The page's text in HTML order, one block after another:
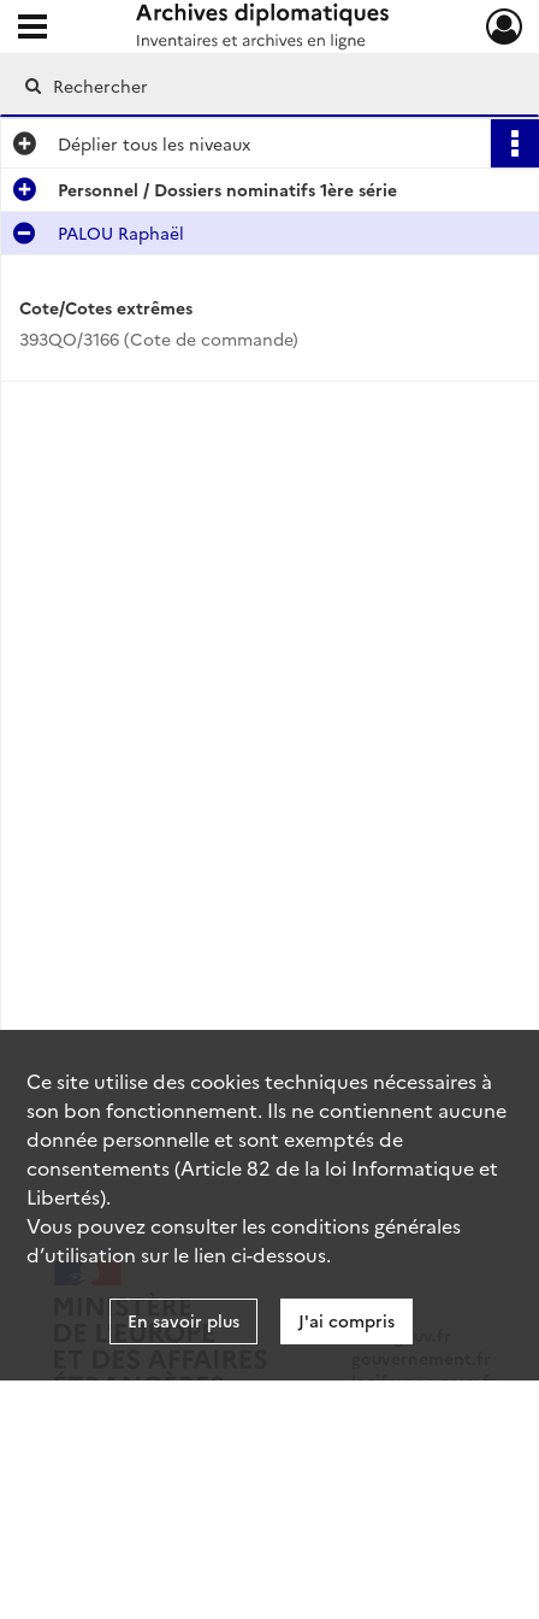
Archives diplomatiques
Ouvrir le menu déroulant
Déplier tous les niveaux
Personnel / Dossiers nominatifs 1ère série
PALOU Raphaël
Cote/Cotes extrêmes
393QO/3166 (Cote de commande)
data.gouv.fr
legifrance.gouv.fr
Ce site utilise descookiestechniques nécessaires à
son bon fonctionnement. Ils ne contiennent aucune
donnée personnelle et sont exemptés de
consentements (Article 82 de la loi Informatique et
Libertés).
Vous pouvez consulter les conditions générales
d’utilisation sur le lien ci-dessous.
En savoir plus J'ai compris